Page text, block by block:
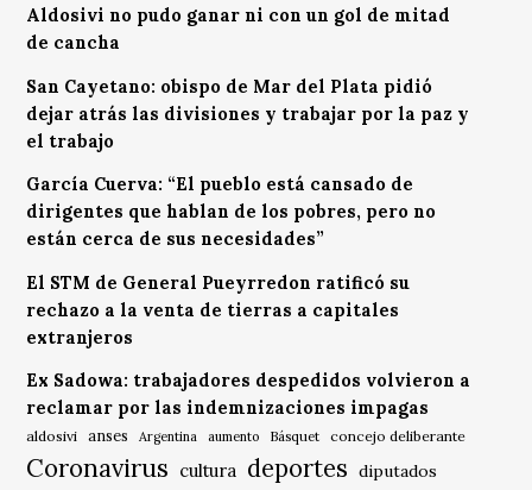
Aldosivi no pudo ganar ni con un gol de mitad
de cancha
San Cayetano: obispo de Mar del Plata pidió
dejar atrás las divisiones y trabajar por la paz y
el trabajo
García Cuerva: “El pueblo está cansado de
dirigentes que hablan de los pobres, pero no
están cerca de sus necesidades”
El STM de General Pueyrredon ratificó su
rechazo a la venta de tierras a capitales
extranjeros
Ex Sadowa: trabajadores despedidos volvieron a
reclamar por las indemnizaciones impagas
aldosivi anses Argentina aumento Básquet concejo deliberante
Coronavirus cultura deportes diputados